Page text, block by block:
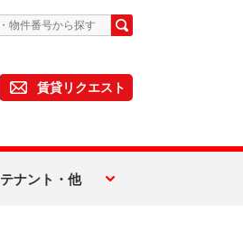
賃貸リクエスト
テナント・他